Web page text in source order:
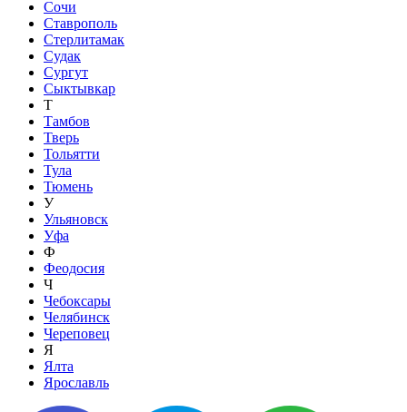
Сочи
Ставрополь
Стерлитамак
Судак
Сургут
Сыктывкар
Т
Тамбов
Тверь
Тольятти
Тула
Тюмень
У
Ульяновск
Уфа
Ф
Феодосия
Ч
Чебоксары
Челябинск
Череповец
Я
Ялта
Ярославль